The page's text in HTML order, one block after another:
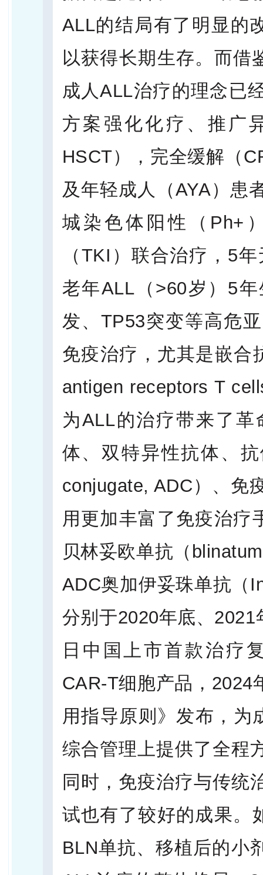
ALL的结局有了明显的
以获得长期生存。而借
成人ALL治疗的理念已
方案强化化疗、推广
HSCT），完全缓解（
及年轻成人（AYA）患
城染色体阳性（Ph+
（TKI）联合治疗，5
老年ALL（>60岁）5
发、TP53突变等高危
免疫治疗，尤其是嵌合
antigen receptors T
为ALL的治疗带来了
体、双特异性抗体、
conjugate, ADC）、免
用更加丰富了免疫治疗
贝林妥欧单抗（
ADC奥加伊妥珠单抗（
分别于2020年底、
日中国上市首款治疗
CAR-T细胞产品，2024
用指导原则》发布，为
综合管理上提供了全程
同时，免疫治疗与传统
试也有了较好的成果。
BLN单抗、移植后的小